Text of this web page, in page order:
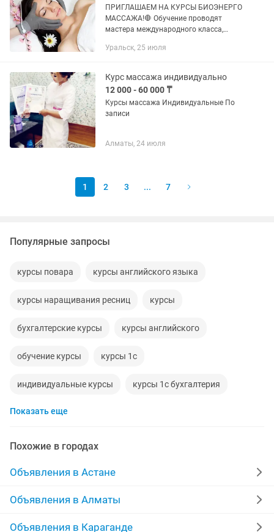
ПРИГЛАШАЕМ НА КУРСЫ БИОЭНЕРГО
МАССАЖА!🛑 Обучение проводят
мастера международного класса,
специалисты в области массажа по
Уральск, 25 июля
Курс массажа индивидуально
12 000 - 60 000 ₸
Курсы массажа Индивидуальные По
записи
Алматы, 24 июля
1 2 3 ... 7
Популярные запросы
курсы повара курсы английского языка
курсы наращивания ресниц курсы
бухгалтерские курсы курсы английского
обучение курсы курсы 1с
индивидуальные курсы курсы 1с бухгалтерия
курсы по наращиванию ресниц
курсы бухгалтеров 1с
курсы повышения квалификации
обучающие курсы финансовые курсы
Показать еще
Похожие в городах
Объявления в Астане
Объявления в Алматы
Объявления в Караганде